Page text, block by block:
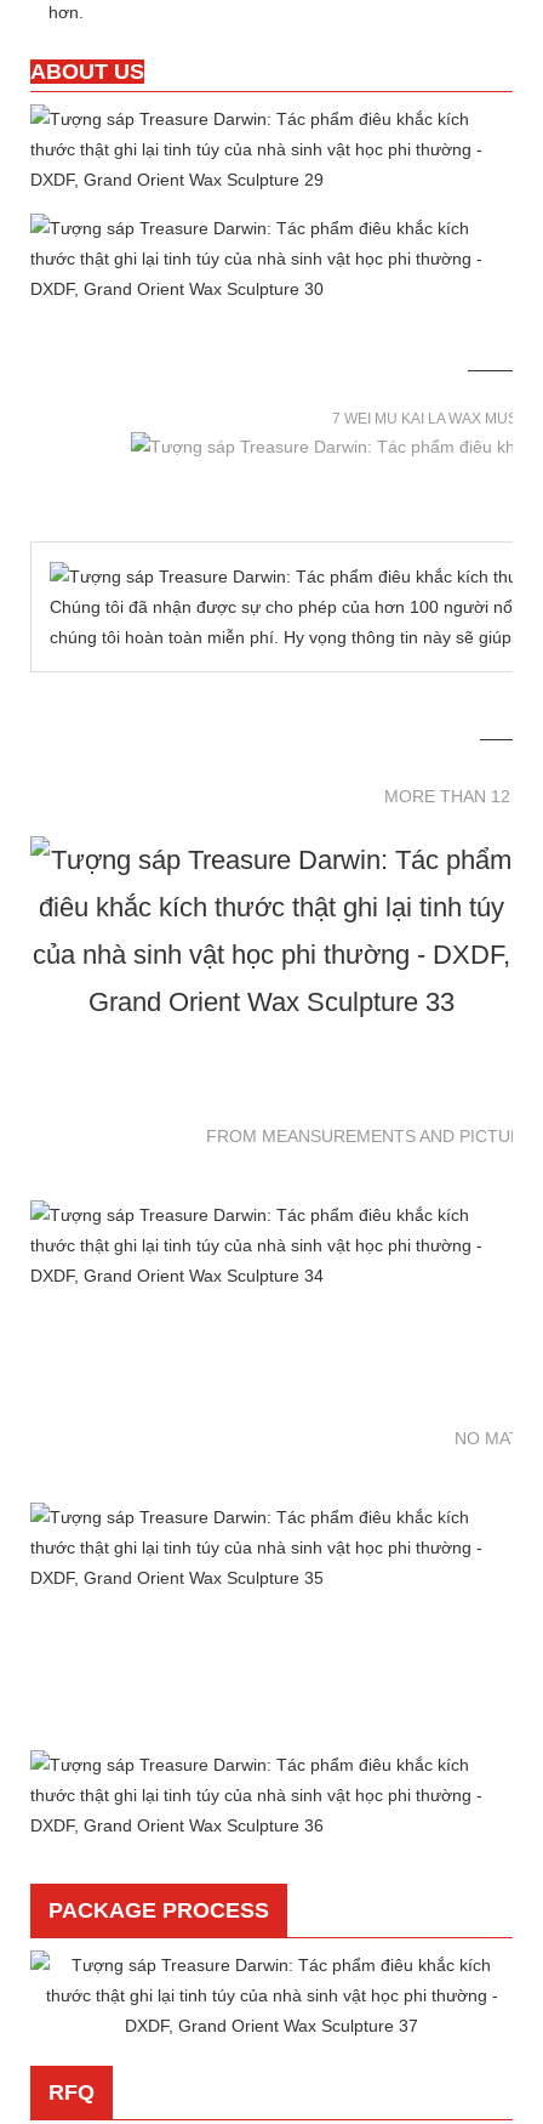
hơn.
ABOUT US
7 WEI MU KAI LA WAX
Chúng tôi đã nhận được sự cho phép của hơn 100 người nổi
chúng tôi hoàn toàn miễn phí. Hy vọng thông tin này sẽ giúp
MORE THAN 12
FROM MEANSUREMENTS AND
NO
PACKAGE PROCESS
RFQ